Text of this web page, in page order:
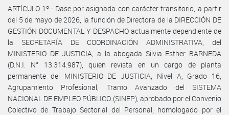
ARTÍCULO 1º.- Dase por asignada con carácter transitorio, a partir
del 5 de mayo de 2026, la función de Directora de la DIRECCIÓN DE
GESTIÓN DOCUMENTAL Y DESPACHO actualmente dependiente de
la SECRETARÍA DE COORDINACIÓN ADMINISTRATIVA, del
MINISTERIO DE JUSTICIA, a la abogada Silvia Esther BARNEDA
(D.N.I. N° 13.314.987), quien revista en un cargo de planta
permanente del MINISTERIO DE JUSTICIA, Nivel A, Grado 16,
Agrupamiento Profesional, Tramo Avanzado del SISTEMA
NACIONAL DE EMPLEO PÚBLICO (SINEP), aprobado por el Convenio
Colectivo de Trabajo Sectorial del Personal, homologado por el